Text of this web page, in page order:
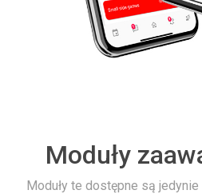
Moduły
Moduły te dostępne są